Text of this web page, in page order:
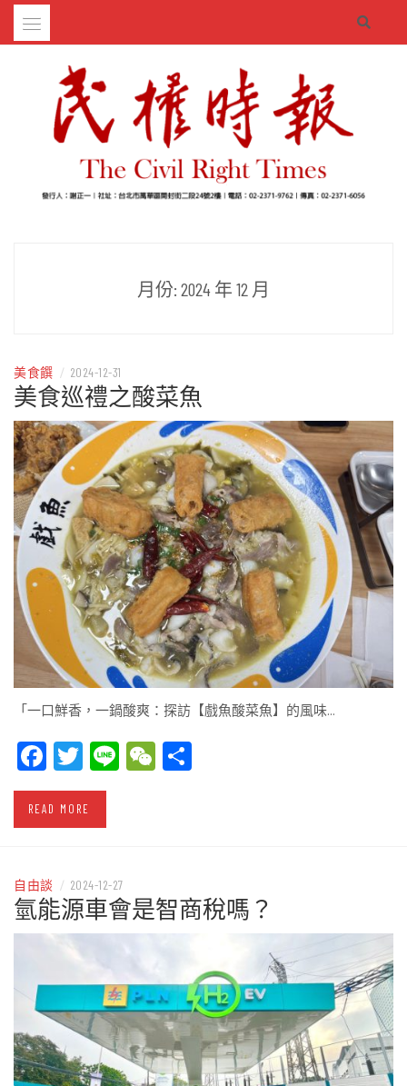
Skip
月份: 2024 年 12 月
美食饌 / 2024-12-31
美食巡禮之酸菜魚
「一口鮮香，一鍋酸爽：探訪【戲魚酸菜魚】的風味…
Facebook
Twitter
LineWeChat
READ MORE
自由談 / 2024-12-27
氫能源車會是智商稅嗎？